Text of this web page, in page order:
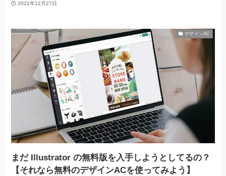
2021年12月27日
デザインAC
まだ Illustrator の無料版を入手しようとしてるの？
【それなら無料のデザインACを使ってみよう】